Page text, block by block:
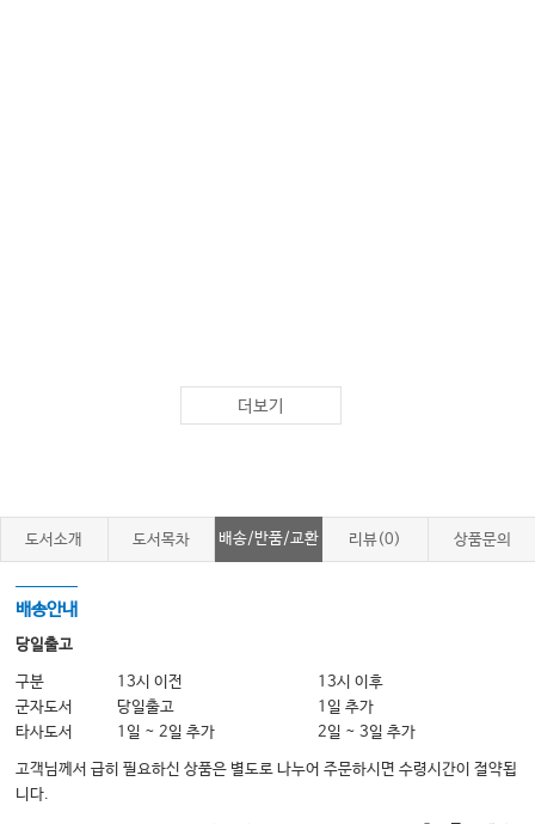
더보기
도서소개 도서목차 배송/반품/교환 리뷰(0) 상품문의
배송안내
당일출고
구분 13시 이전
13시 이후
군자도서
당일출고
1일 추가
타사도서
1일 ~ 2일 추가 2일 ~ 3일 추가
고객님께서 급히 필요하신 상품은 별도로 나누어 주문하시면 수령시간이 절약됩
니다.